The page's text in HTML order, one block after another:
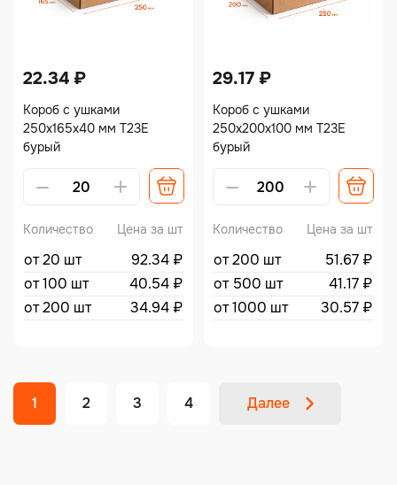
22.34 ₽
Короб с ушками
250х165х40 мм Т23Е
бурый
Количество Цена за шт
от 20 шт 92.34 ₽
от 100 шт
40.54 ₽
от 200 шт
34.94 ₽
29.17 ₽
Короб с ушками
250х200х100 мм Т23Е
бурый
Количество Цена за шт
от 200 шт 51.67 ₽
от 500 шт
41.17 ₽
от 1000 шт
30.57 ₽
1 2 3 4 Далее